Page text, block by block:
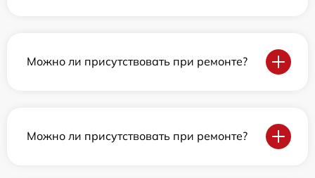
Можно ли присутствовать при ремонте?
Можно ли присутствовать при ремонте?